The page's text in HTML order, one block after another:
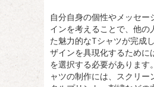
自分自身の個性やメッセー
インを考えることで、他の
た魅力的なTシャツが完成
ザインを具現化するために
を選択する必要があります
ャツの制作には、スクリー